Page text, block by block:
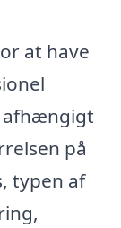
at have
afhængigt
på
typen af